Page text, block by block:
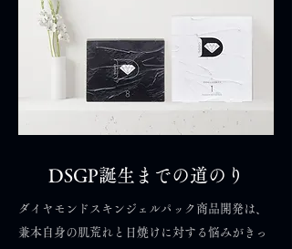
DSGP誕生までの道のり
ダイヤモンドスキンジェルパック商品開発は、
兼本自身の肌荒れと日焼けに対する悩みがきっ